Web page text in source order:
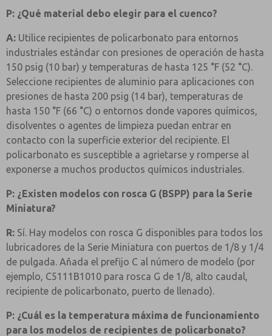
P: ¿Qué material debo elegir para el cuenco?
A: Utilice recipientes de policarbonato para entornos
industriales estándar con presiones de operación de hasta
150 psig (10 bar) y temperaturas de hasta 125 °F (52 °C).
Seleccione recipientes de aluminio para aplicaciones con
presiones de hasta 200 psig (14 bar), temperaturas de
hasta 150 °F (66 °C) o entornos donde vapores químicos,
disolventes o agentes de limpieza puedan entrar en
contacto con la superficie exterior del recipiente. El
policarbonato es susceptible a agrietarse y romperse al
exponerse a muchos productos químicos industriales.
P: ¿Existen modelos con rosca G (BSPP) para la Serie
Miniatura?
R: Sí. Hay modelos con rosca G disponibles para todos los
lubricadores de la Serie Miniatura con puertos de 1/8 y 1/4
de pulgada. Añada el prefijo C al número de modelo (por
ejemplo, C5111B1010 para rosca G de 1/8, alto caudal,
recipiente de policarbonato, puerto de llenado).
P: ¿Cuál es la temperatura máxima de funcionamiento
para los modelos de recipientes de policarbonato?